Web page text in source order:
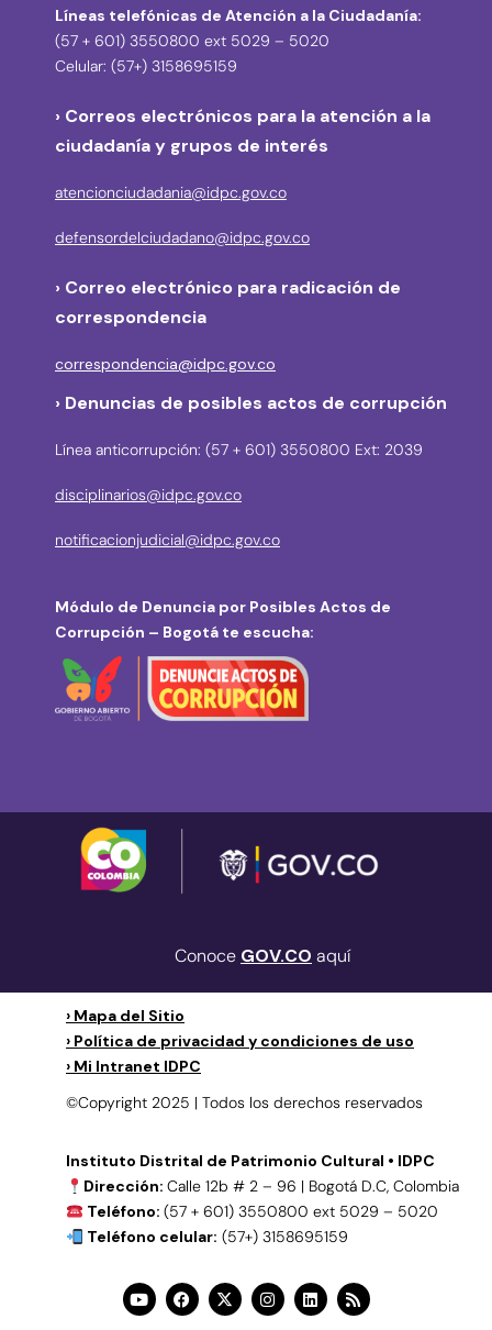
Líneas telefónicas de Atención a la Ciudadanía:
(57 + 601) 3550800 ext 5029 – 5020
Celular: (57+) 3158695159
› Correos electrónicos para la atención a la
ciudadanía y grupos de interés
atencionciudadania@idpc.gov.co
defensordelciudadano@idpc.gov.co
› Correo electrónico para radicación de
correspondencia
correspondencia@idpc.gov.co
› Denuncias de posibles actos de corrupción
Línea anticorrupción: (57 + 601) 3550800 Ext: 2039
disciplinarios@idpc.gov.co
notificacionjudicial@idpc.gov.co
Módulo de Denuncia por Posibles Actos de
Corrupción – Bogotá te escucha:
Conoce GOV.CO aquí
› Mapa del Sitio
› Política de privacidad y condiciones de uso
› Mi Intranet IDPC
©Copyright 2025 | Todos los derechos reservados
Instituto Distrital de Patrimonio Cultural • IDPC
Dirección: Calle 12b # 2 – 96 | Bogotá D.C, Colombia
Teléfono: (57 + 601) 3550800 ext 5029 – 5020
Teléfono celular: (57+) 3158695159